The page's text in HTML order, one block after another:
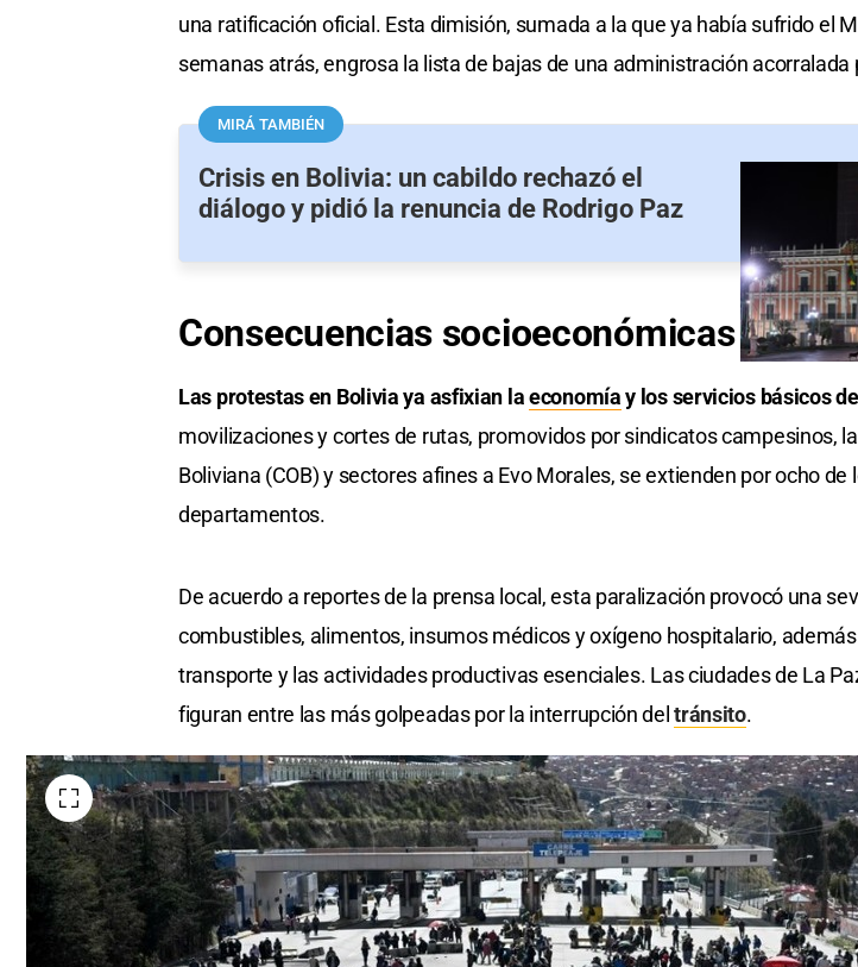
una ratificación oficial. Esta dimisión, sumada a la que ya había sufrido el
semanas atrás, engrosa la lista de bajas de una administración acorralada
MIRÁ TAMBIÉN
Crisis en Bolivia: un cabildo rechazó el
diálogo y pidió la renuncia de Rodrigo Paz
Consecuencias socioeconómicas
Las protestas en Bolivia ya asfixian laeconomíay los servicios básicos
movilizaciones y cortes de rutas, promovidos por sindicatos campesinos,
Boliviana (COB) y sectores afines a Evo Morales, se extienden por ocho de
departamentos.
De acuerdo a reportes de la prensa local, esta paralización provocó una
combustibles, alimentos, insumos médicos y oxígeno hospitalario, además
transporte y las actividades productivas esenciales. Las ciudades de La
figuran entre las más golpeadas por la interrupción deltránsito.